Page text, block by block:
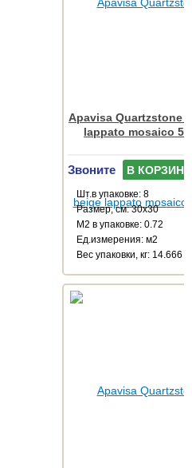
Apavisa Quartzstone
lappato mosaico
Звоните В КОРЗИНУ
Шт.в упаковке: 8
Размер, см: 30x30
М2 в упаковке: 0.72
Ед.измерения: м2
Веc упаковки, кг: 14.666